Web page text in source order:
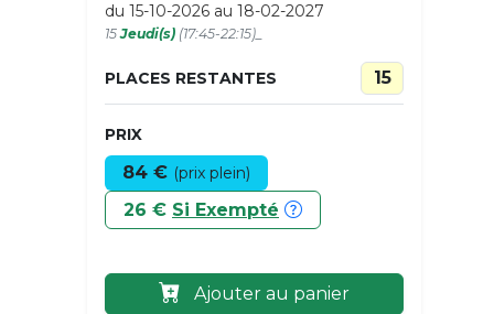
du 15-10-2026 au 18-02-2027
15Jeudi(s) (17:45-22:15)_
PLACES RESTANTES 15
PRIX
84 € (prix plein)
26 € Si Exempté
Ajouter au panier